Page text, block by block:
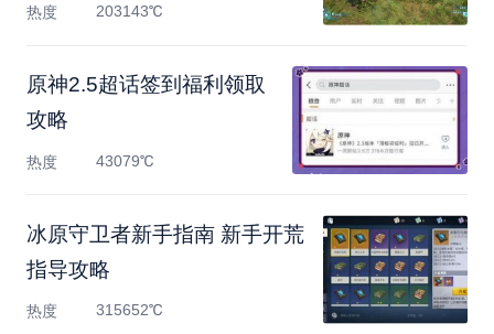
热度 203143℃
原神2.5超话签到福利领取
攻略
热度 43079℃
冰原守卫者新手指南 新手开荒
指导攻略
热度 315652℃